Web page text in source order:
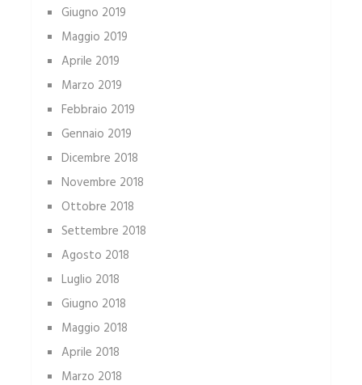
Giugno 2019
Maggio 2019
Aprile 2019
Marzo 2019
Febbraio 2019
Gennaio 2019
Dicembre 2018
Novembre 2018
Ottobre 2018
Settembre 2018
Agosto 2018
Luglio 2018
Giugno 2018
Maggio 2018
Aprile 2018
Marzo 2018